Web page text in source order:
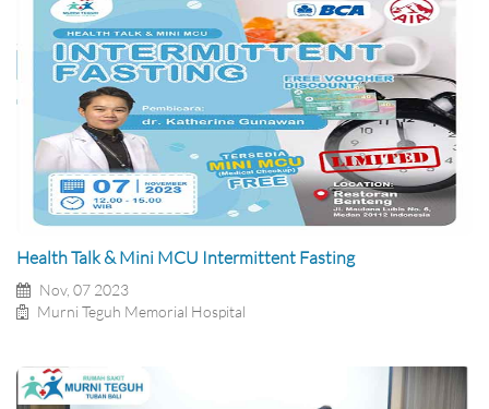
Health Talk & Mini MCU Intermittent Fasting
Nov, 07 2023
Murni Teguh Memorial Hospital